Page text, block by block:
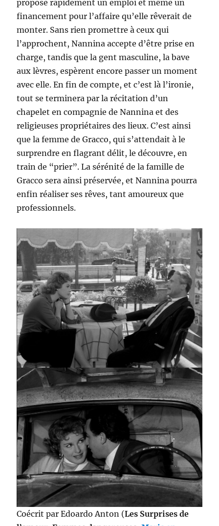
propose rapidement un emploi et même un
financement pour l’affaire qu’elle rêverait de
monter. Sans rien promettre à ceux qui
l’approchent, Nannina accepte d’être prise en
charge, tandis que la gent masculine, la bave
aux lèvres, espèrent encore passer un moment
avec elle. En fin de compte, et c’est là l’ironie,
tout se terminera par la récitation d’un
chapelet en compagnie de Nannina et des
religieuses propriétaires des lieux. C’est ainsi
que la femme de Gracco, qui s’attendait à le
surprendre en flagrant délit, le découvre, en
train de “prier”. La sérénité de la famille de
Gracco sera ainsi préservée, et Nannina pourra
enfin réaliser ses rêves, tant amoureux que
professionnels.
Coécrit par Edoardo Anton (Les Surprises de